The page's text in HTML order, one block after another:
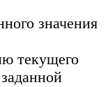
значения
текущего